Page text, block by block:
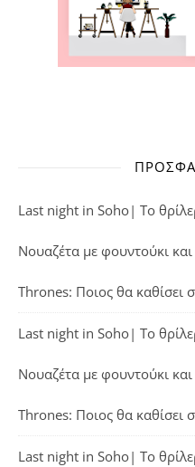
Last night in Soho| Το
Νουαζέτα με φουντούκι
Thrones: Ποιος θα καθίσει
Last night in Soho| Το
Νουαζέτα με φουντούκι
Thrones: Ποιος θα καθίσει
Last night in Soho| Το